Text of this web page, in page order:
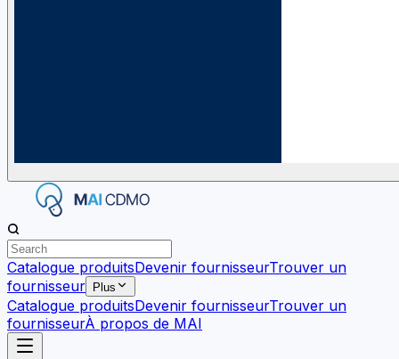
Catalogue produitsDevenir fournisseurTrouver un
fournisseur
Plus
Catalogue produitsDevenir fournisseurTrouver un
fournisseurÀ propos de MAI